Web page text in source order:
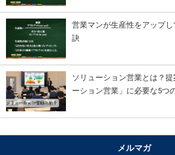
営業マンが生産性をアップ
訣
ソリューション営業とは？
ーション営業」に必要な5つの
メルマガ